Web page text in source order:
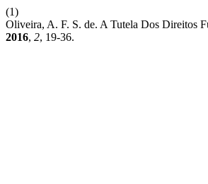
(1)
Oliveira, A. F. S. de. A Tutela Dos Direitos
2016, 2, 19-36.